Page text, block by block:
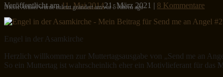
Veröffentlicht am11. Mai 201421. März 2021 | 8 Kommentare
Dieser Artikel wurde zuletzt geändert am/vor 5 Jahren ago
Engel in der Asamkirche
Herzlich willkommen zur Muttertagsausgabe von „Send me an
So ein Muttertag ist wahrscheinlich eher ein Motivlieferant für das